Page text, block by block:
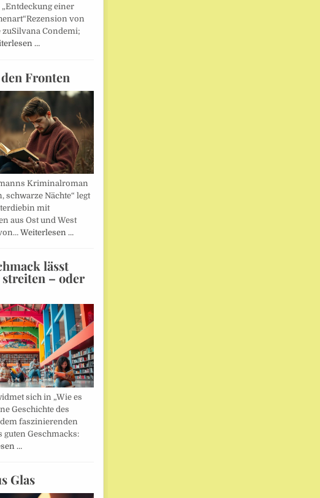
einer
von
Condemi;
…
Fronten
Kriminalroman
schwarze Nächte“ legt
mit
aus Ost und West
Weiterlesen …
lässt
– oder
sich in „Wie es
Geschichte des
faszinierenden
guten Geschmacks:
…
Glas